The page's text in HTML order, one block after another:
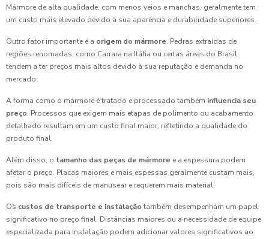
Mármore de alta qualidade, com menos veios e manchas, geralmente tem
um custo mais elevado devido à sua aparência e durabilidade superiores.
Outro fator importante é a origem do mármore. Pedras extraídas de
regiões renomadas, como Carrara na Itália ou certas áreas do Brasil,
tendem a ter preços mais altos devido à sua reputação e demanda no
mercado.
A forma como o mármore é tratado e processado também influencia seu
preço. Processos que exigem mais etapas de polimento ou acabamento
detalhado resultam em um custo final maior, refletindo a qualidade do
produto final.
Além disso, o tamanho das peças de mármore e a espessura podem
afetar o preço. Placas maiores e mais espessas geralmente custam mais,
pois são mais difíceis de manusear e requerem mais material.
Os custos de transporte e instalação também desempenham um papel
significativo no preço final. Distâncias maiores ou a necessidade de equipe
especializada para instalação podem adicionar valores significativos ao